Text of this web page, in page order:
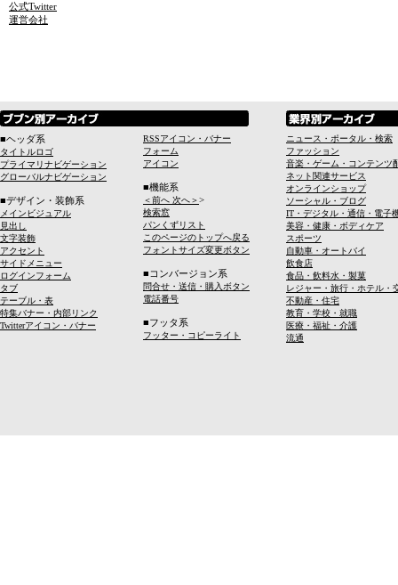
公式Twitter
運営会社
■ヘッダ系
タイトルロゴ
プライマリナビゲーション
グローバルナビゲーション
■デザイン・装飾系
メインビジュアル
見出し
文字装飾
アクセント
サイドメニュー
ログインフォーム
タブ
テーブル・表
特集バナー・内部リンク
Twitterアイコン・バナー
RSSアイコン・バナー
フォーム
アイコン
■機能系
＜前へ 次へ＞>
検索窓
パンくずリスト
このページのトップへ戻る
フォントサイズ変更ボタン
■コンバージョン系
問合せ・送信・購入ボタン
電話番号
■フッタ系
フッター・コピーライト
ニュース・ポータル・検索
ファッション
音楽・ゲーム・コンテンツ
ネット関連サービス
オンラインショップ
ソーシャル・ブログ
IT・デジタル・通信・電子
美容・健康・ボディケア
スポーツ
自動車・オートバイ
飲食店
食品・飲料水・製菓
レジャー・旅行・ホテル・
不動産・住宅
教育・学校・就職
医療・福祉・介護
流通